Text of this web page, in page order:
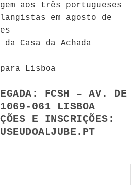
aos três portugueses
em agosto de
Casa da Achada
Lisboa
FCSH – AV. DE
061 LISBOA
E INSCRIÇÕES: